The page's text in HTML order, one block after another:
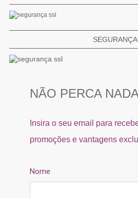
SEGURANÇA